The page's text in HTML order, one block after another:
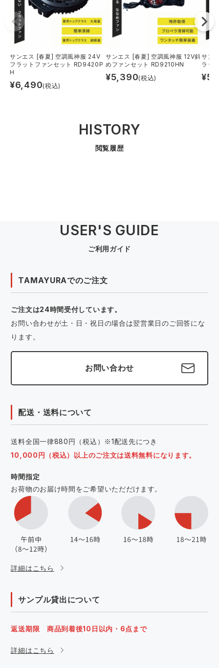
ニット
ファン付きウェア
防寒
中塚被服 イーブンリバー
スターライト工業 東洋物産工業
弘進ゴム 藤井電工
サンエス [春夏] 空調風神服 24V
フラットファンセット RD9420P
H
¥6,490(税込)
サンエス [春夏] 空調風神服 12V斜
めファンセット RD9210HN
¥5,390(税込)
サン
ラッ
¥
HISTORY
閲覧履歴
USER'S GUIDE
ご利用ガイド
TAMAYURAでのご注文
ご注文は24時間受付しています。
お問い合わせが土・日・祝日の場合は翌営業日のご回答にな
ります。
お問い合わせ
配送・送料について
送料全国一律880円（税込）※1配送先につき
10,000円（税込）以上のご注文は送料無料になります。
時間指定
お荷物のお届け時間をご希望いただだけます。
詳細はこちら
サンプル貸出について
返送期限 商品到着後10日以内・6点まで
詳細はこちら